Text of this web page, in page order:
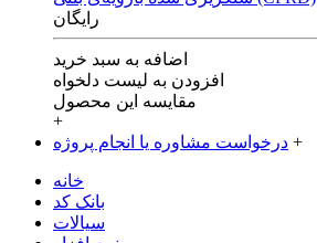
رایگان
اضافه به سبد خرید
افزودن به لیست دلخواه
مقایسه این محصول
+
درخواست مشاوره یا انجام پروژه +
خانه
بانک کد
سیالات